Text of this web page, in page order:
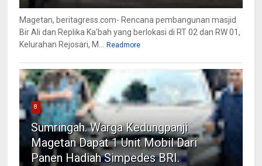
Magetan, beritagress.com- Rencana pembangunan masjid
Bir Ali dan Replika Ka'bah yang berlokasi di RT 02 dan RW 01,
Kelurahan Rejosari, M... Readmore
8
Sumringah. Warga Kedungpanji
Magetan Dapat 1 Unit Mobil Dari
Panen Hadiah Simpedes BRI.